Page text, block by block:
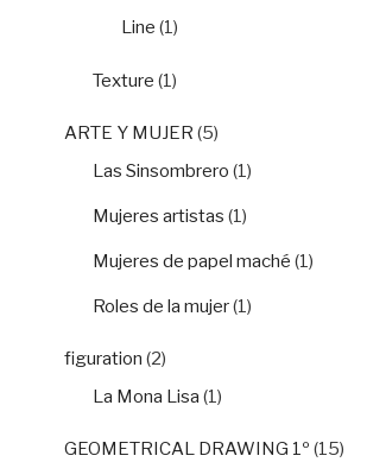
Line (1)
Texture (1)
ARTE Y MUJER (5)
Las Sinsombrero (1)
Mujeres artistas (1)
Mujeres de papel maché (1)
Roles de la mujer(1)
figuration (2)
La Mona Lisa (1)
GEOMETRICAL DRAWING 1º (15)